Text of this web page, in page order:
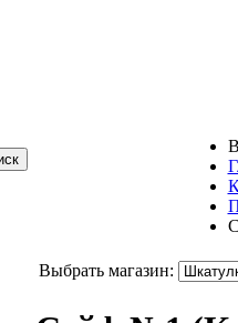
Выбрать магазин: